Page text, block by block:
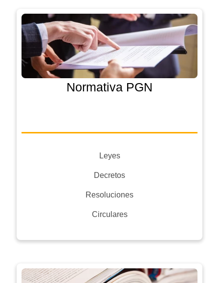
Normativa PGN
Leyes
Decretos
Resoluciones
Circulares